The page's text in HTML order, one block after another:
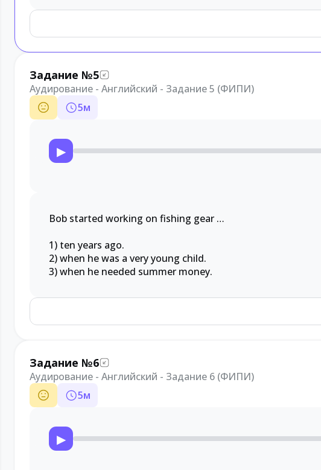
Задание №5
Аудирование - Английский - Задание 5 (ФИПИ)
5м
▶
Bob started working on fishing gear …
1) ten years ago.
2) when he was a very young child.
3) when he needed summer money.
Задание №6
Аудирование - Английский - Задание 6 (ФИПИ)
5м
▶